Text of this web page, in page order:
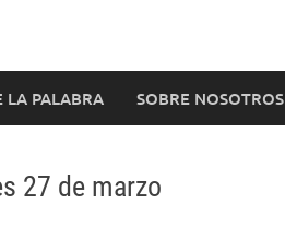
LA PALABRA SOBRE NOSOTROS
27 de marzo